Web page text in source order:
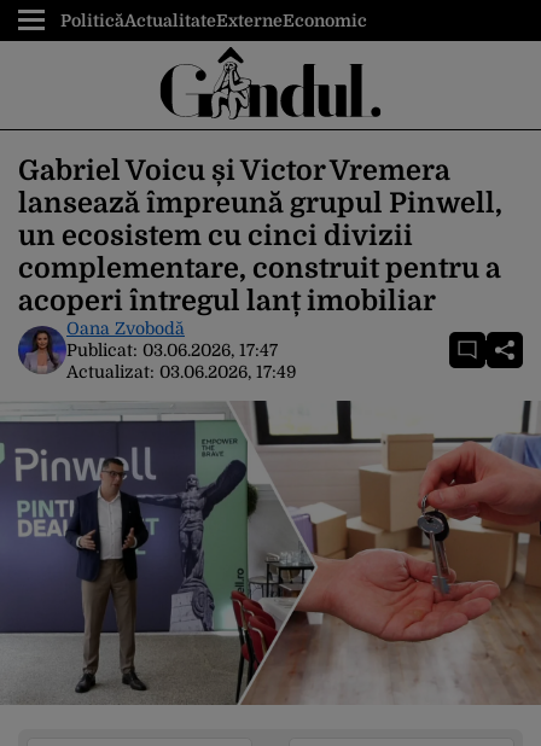
PoliticăActualitateExterneEconomic
Gabriel Voicu și Victor Vremera
lansează împreună grupul Pinwell,
un ecosistem cu cinci divizii
complementare, construit pentru a
acoperi întregul lanț imobiliar
Oana Zvobodă
Publicat: 03.06.2026, 17:47
Actualizat: 03.06.2026, 17:49